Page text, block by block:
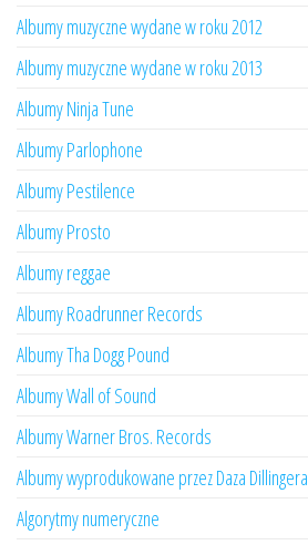
Albumy muzyczne wydane w roku 2012
Albumy muzyczne wydane w roku 2013
Albumy Ninja Tune
Albumy Parlophone
Albumy Pestilence
Albumy Prosto
Albumy reggae
Albumy Roadrunner Records
Albumy Tha Dogg Pound
Albumy Wall of Sound
Albumy Warner Bros. Records
Albumy wyprodukowane przez Daza Dillingera
Algorytmy numeryczne